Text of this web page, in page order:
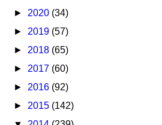
► 2020 (34)
► 2019 (57)
► 2018 (65)
► 2017 (60)
► 2016 (92)
► 2015 (142)